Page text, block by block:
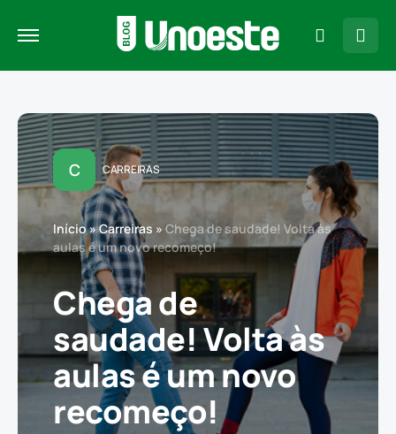
C CARREIRAS
Início»Carreiras » Chega de saudade! Volta às
aulas é um novo recomeço!
Chega de
saudade! Volta às
aulas é um novo
recomeço!